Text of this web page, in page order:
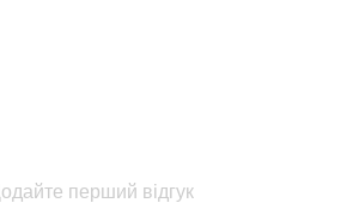
перший відгук